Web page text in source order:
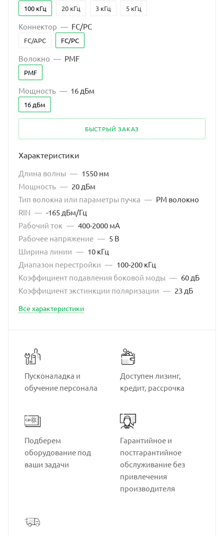
100 кГц 20 кГц 3 кГц 5 кГц
Коннектор — FC/PC
FC/APC FC/PC
Волокно — PMF
PMF
Мощность — 16 дБм
16 дБм
БЫСТРЫЙ ЗАКАЗ
Характеристики
Длина волны — 1550 нм
Мощность — 20 дБм
Тип волокна или параметры пучка — PM волокно
RIN — -165 дБм/Гц
Рабочий ток — 400-2000 мА
Рабочее напряжение — 5 В
Ширина линии — 10 кГц
Диапазон перестройки — 100-200 кГц
Коэффициент подавления боковой моды — 60 дБ
Коэффициент экстинкции поляризации — 23 дБ
Все характеристики
Пусконаладка и
обучение персонала
Доступен лизинг,
кредит, рассрочка
Подберем
оборудование под
ваши задачи
Гарантийное и
постгарантийное
обслуживание без
привлечения
производителя